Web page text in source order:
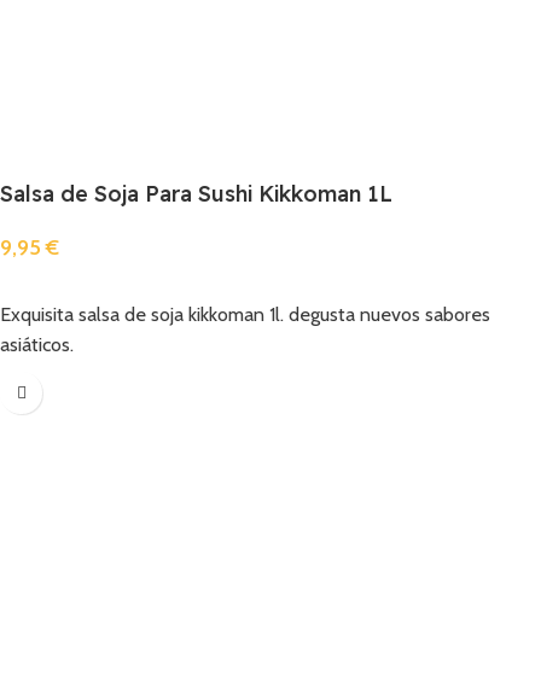
Salsa de Soja Para Sushi Kikkoman 1L
9,95€
Exquisita salsa de soja kikkoman 1l. degusta nuevos sabores
asiáticos.